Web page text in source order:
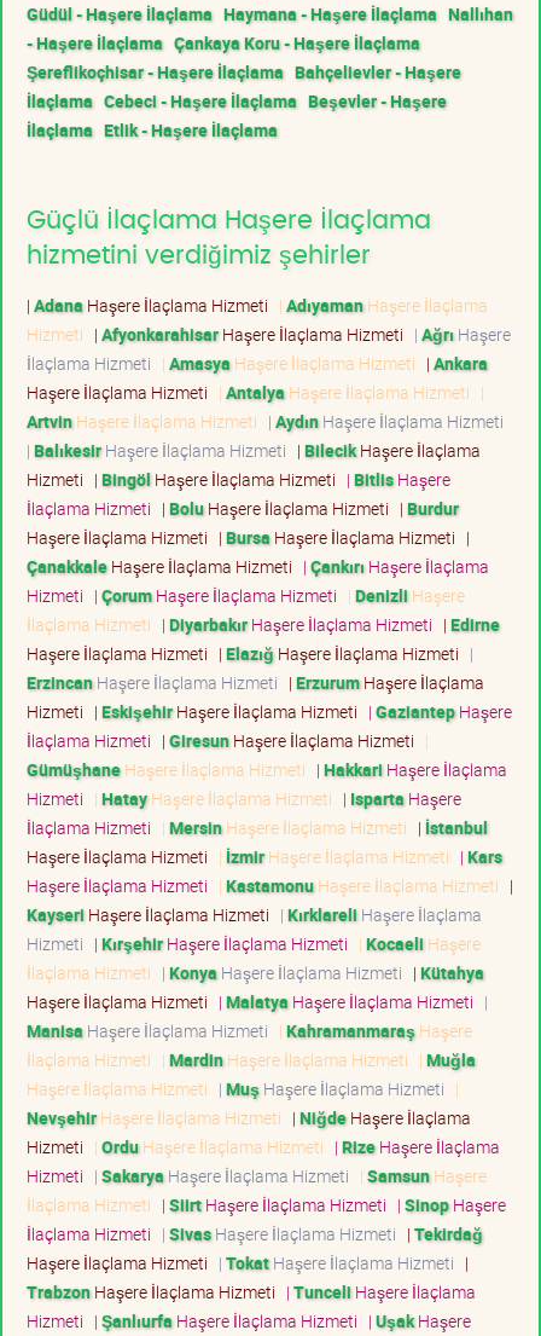
Güdül - Haşere İlaçlama Haymana - Haşere İlaçlama Nallıhan
- Haşere İlaçlama Çankaya Koru - Haşere İlaçlama
Şereflikoçhisar - Haşere İlaçlama Bahçelievler - Haşere
İlaçlama Cebeci - Haşere İlaçlama Beşevler - Haşere
İlaçlama Etlik - Haşere İlaçlama
Güçlü İlaçlama Haşere İlaçlama
hizmetini verdiğimiz şehirler
| Adana Haşere İlaçlama Hizmeti | AdıyamanHaşere İlaçlama
Hizmeti | AfyonkarahisarHaşere İlaçlama Hizmeti | Ağrı Haşere
İlaçlama Hizmeti | Amasya Haşere İlaçlama Hizmeti | Ankara
Haşere İlaçlama Hizmeti | Antalya Haşere İlaçlama Hizmeti |
ArtvinHaşere İlaçlama Hizmeti | AydınHaşere İlaçlama Hizmeti
| BalıkesirHaşere İlaçlama Hizmeti | BilecikHaşere İlaçlama
Hizmeti | Bingöl Haşere İlaçlama Hizmeti | BitlisHaşere
İlaçlama Hizmeti | BoluHaşere İlaçlama Hizmeti | Burdur
Haşere İlaçlama Hizmeti | Bursa Haşere İlaçlama Hizmeti |
ÇanakkaleHaşere İlaçlama Hizmeti | Çankırı Haşere İlaçlama
Hizmeti | ÇorumHaşere İlaçlama Hizmeti | Denizli Haşere
İlaçlama Hizmeti | DiyarbakırHaşere İlaçlama Hizmeti | Edirne
Haşere İlaçlama Hizmeti | Elazığ Haşere İlaçlama Hizmeti |
ErzincanHaşere İlaçlama Hizmeti | ErzurumHaşere İlaçlama
Hizmeti | EskişehirHaşere İlaçlama Hizmeti | GaziantepHaşere
İlaçlama Hizmeti | GiresunHaşere İlaçlama Hizmeti |
GümüşhaneHaşere İlaçlama Hizmeti | Hakkari Haşere İlaçlama
Hizmeti | HatayHaşere İlaçlama Hizmeti | Isparta Haşere
İlaçlama Hizmeti | MersinHaşere İlaçlama Hizmeti | İstanbul
Haşere İlaçlama Hizmeti | İzmirHaşere İlaçlama Hizmeti | Kars
Haşere İlaçlama Hizmeti | KastamonuHaşere İlaçlama Hizmeti |
Kayseri Haşere İlaçlama Hizmeti | Kırklareli Haşere İlaçlama
Hizmeti | KırşehirHaşere İlaçlama Hizmeti | Kocaeli Haşere
İlaçlama Hizmeti | Konya Haşere İlaçlama Hizmeti | Kütahya
Haşere İlaçlama Hizmeti | Malatya Haşere İlaçlama Hizmeti |
Manisa Haşere İlaçlama Hizmeti | Kahramanmaraş Haşere
İlaçlama Hizmeti | MardinHaşere İlaçlama Hizmeti | Muğla
Haşere İlaçlama Hizmeti | Muş Haşere İlaçlama Hizmeti |
NevşehirHaşere İlaçlama Hizmeti | NiğdeHaşere İlaçlama
Hizmeti | OrduHaşere İlaçlama Hizmeti | RizeHaşere İlaçlama
Hizmeti | Sakarya Haşere İlaçlama Hizmeti | SamsunHaşere
İlaçlama Hizmeti | SiirtHaşere İlaçlama Hizmeti | SinopHaşere
İlaçlama Hizmeti | SivasHaşere İlaçlama Hizmeti | Tekirdağ
Haşere İlaçlama Hizmeti | TokatHaşere İlaçlama Hizmeti |
TrabzonHaşere İlaçlama Hizmeti | Tunceli Haşere İlaçlama
Hizmeti | Şanlıurfa Haşere İlaçlama Hizmeti | UşakHaşere